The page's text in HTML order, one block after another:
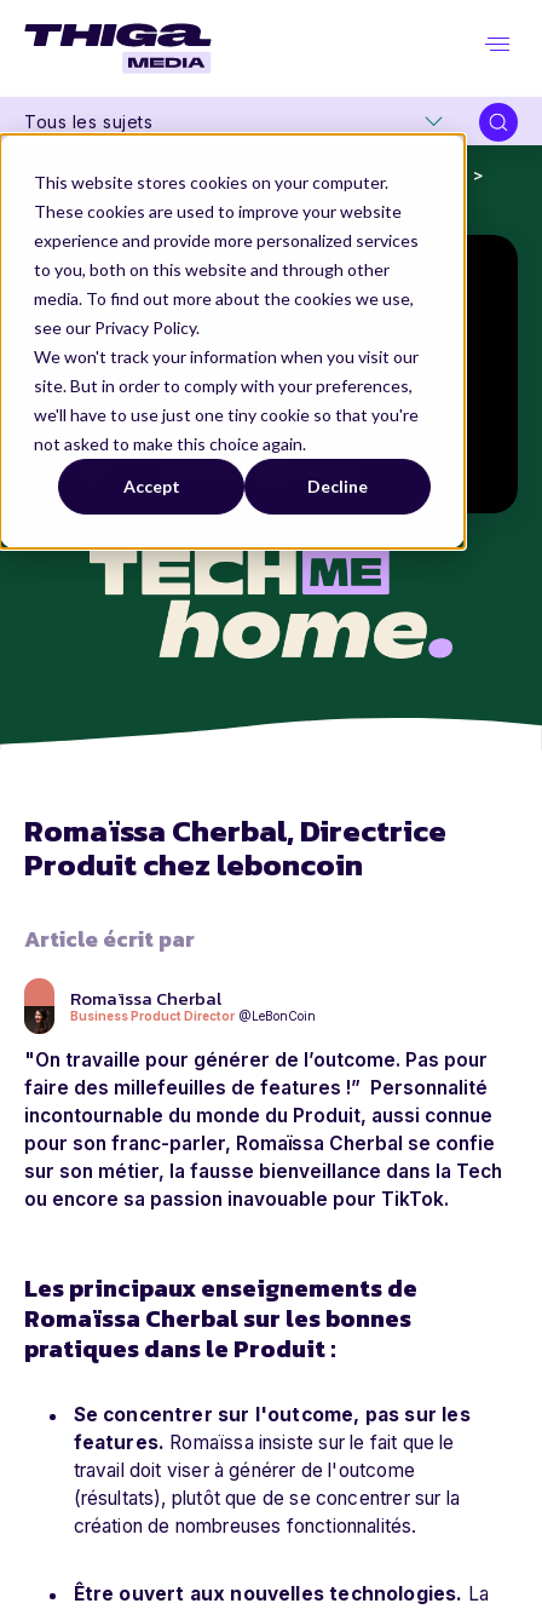
This website stores cookies on your computer.
These cookies are used to improve your website
experience and provide more personalized services
to you, both on this website and through other
media. To find out more about the cookies we use,
see our Privacy Policy.
We won't track your information when you visit our
site. But in order to comply with your preferences,
we'll have to use just one tiny cookie so that you're
not asked to make this choice again.
Accept Decline
Tous les sujets
Thiga Media Nos séries originales
Tech Me Home
Romaïssa Cherbal, Directrice
Produit chez leboncoin
Article écrit par
Romaïssa Cherbal
Business Product Director @LeBonCoin
"On travaille pour générer de l’outcome. Pas pour
faire des millefeuilles de features !” Personnalité
incontournable du monde du Produit, aussi connue
pour son franc-parler, Romaïssa Cherbal se confie
sur son métier, la fausse bienveillance dans la Tech
ou encore sa passion inavouable pour TikTok.
Les principaux enseignements de
Romaïssa Cherbal sur les bonnes
pratiques dans le Produit :
Se concentrer sur l'outcome, pas sur les
features. Romaïssa insiste sur le fait que le
travail doit viser à générer de l'outcome
(résultats), plutôt que de se concentrer sur la
création de nombreuses fonctionnalités.
Être ouvert aux nouvelles technologies. La